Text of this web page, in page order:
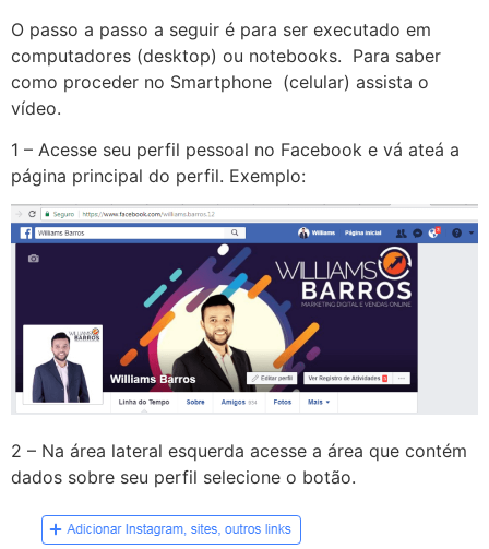
O passo a passo a seguir é para ser executado em
computadores (desktop) ou notebooks. Para saber
como proceder no Smartphone (celular) assista o
vídeo.
1 – Acesse seu perfil pessoal no Facebook e vá ateá a
página principal do perfil. Exemplo:
2 – Na área lateral esquerda acesse a área que contém
dados sobre seu perfil selecione o botão.